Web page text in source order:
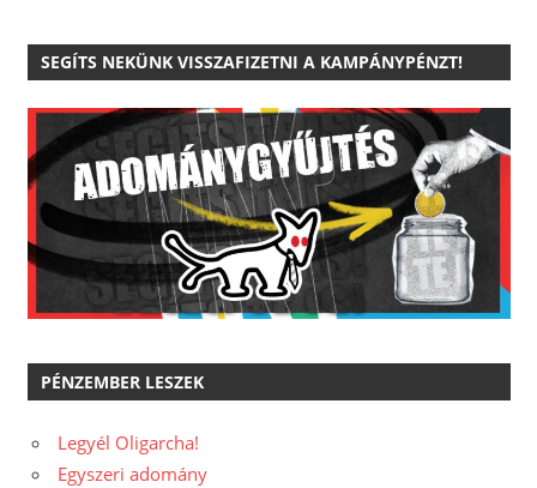
SEGÍTS NEKÜNK VISSZAFIZETNI A KAMPÁNYPÉNZT!
PÉNZEMBER LESZEK
Legyél Oligarcha!
Egyszeri adomány